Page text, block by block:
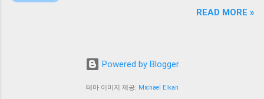
적이고 사용하기 쉽게 설계되어 있으며 다양한
로 개선하고 있습니다. 티비위키는 단순한 TV
제공하는 엔터테인먼트 플랫폼으로 자리매김하
에 많은 사랑을 받고 있습니다. 사용자들은 이
의 콘텐츠를 제공하여 사용자들의 다양한 취향
용자들에게 즐거움과 편리함을 동시에 제공하
송 채널은 물론 다양한 케이블 채널과 DMB 채널
이 시청할 수 있도록 최적화되어 있으며 사용자
인터페이스가 직관적이고 간단하여 누구나 쉽
게 이용할 수 있습니다. 이 앱은 바쁜 일상 속에
READ MORE »
Powered by Blogger
테마 이미지 제공: Michael Elkan